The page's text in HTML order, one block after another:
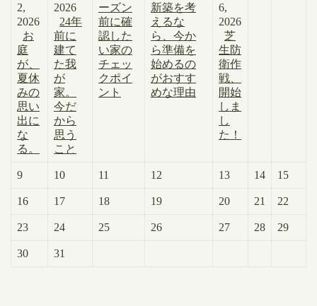
2,
2026
お
庭
が、
夏休
みの
思い
出に
な
る。
2026
24年
前に
建て
た我
が
家。
今だ
から
思う
こと
ーズン
前に確
認した
い家の
チェッ
クポイ
ント
新築を考
えるな
ら、今か
ら準備を
始めるの
がおすす
めな理由
6,
2026
芝
生防
衛作
戦、
開始
しま
し
た！
9 10 11 12 13 14 15
16 17 18 19 20 21 22
23 24 25 26 27 28 29
30 31